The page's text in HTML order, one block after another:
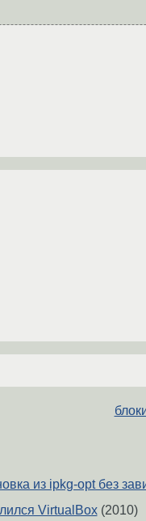
из ipkg-opt без
VirtualBox(2010)